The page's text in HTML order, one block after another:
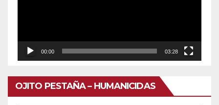
00:00 03:28
OJITO PESTAÑA – HUMANICIDAS